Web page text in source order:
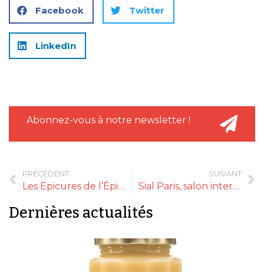
Facebook Twitter
LinkedIn
Abonnez-vous à notre newsletter !
PRÉCÉDENT
Les Epicures de l’Épicerie Fine 2017 en vidéos !
SUIVANT
Sial Paris, salon international de l’alimentation, 21-25 octobre 2018
Dernières actualités